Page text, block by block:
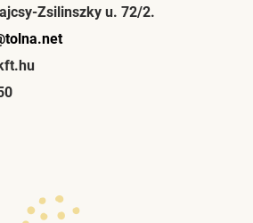
Zsilinszky u. 72/2.